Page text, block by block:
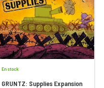
En stock
GRUNTZ: Supplies Expansion